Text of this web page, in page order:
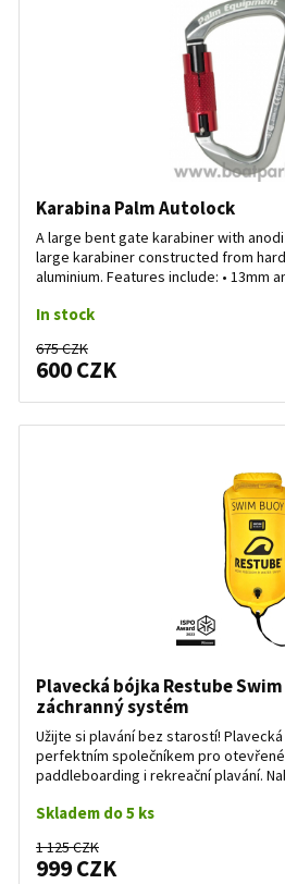
Karabina Palm Autolock
A large bent gate karabiner with
large karabiner constructed from
aluminium. Features include: • 13mm
In stock
675 CZK
600 CZK
Plavecká bójka Restube
záchranný systém
Užijte si plavání bez starostí! Plavecká
perfektním společníkem pro
paddleboarding i rekreační plavání.
Skladem do 5 ks
1 125 CZK
999 CZK